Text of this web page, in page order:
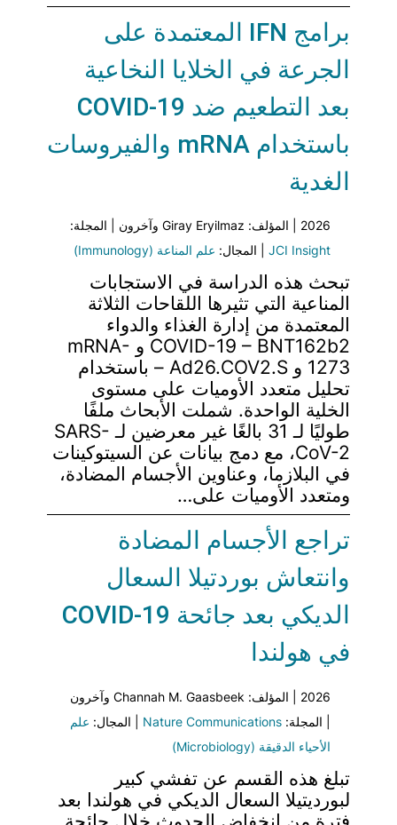
برامج IFN المعتمدة على
الجرعة في الخلايا النخاعية
بعد التطعيم ضد COVID-19
باستخدام mRNA والفيروسات
الغدية
2026 | المؤلف: Giray Eryilmaz وآخرون | المجلة:
JCI Insight | المجال: علم المناعة (Immunology)
تبحث هذه الدراسة في الاستجابات
المناعية التي تثيرها اللقاحات الثلاثة
المعتمدة من إدارة الغذاء والدواء
COVID-19 – BNT162b2 و mRNA-
1273 و Ad26.COV2.S – باستخدام
تحليل متعدد الأوميات على مستوى
الخلية الواحدة. شملت الأبحاث ملفًا
طوليًا لـ 31 بالغًا غير معرضين لـ SARS-
CoV-2، مع دمج بيانات عن السيتوكينات
في البلازما، وعناوين الأجسام المضادة،
ومتعدد الأوميات على…
تراجع الأجسام المضادة
وانتعاش بوردتيلا السعال
الديكي بعد جائحة COVID-19
في هولندا
2026 | المؤلف: Channah M. Gaasbeek وآخرون
| المجلة:Nature Communications | المجال: علم
الأحياء الدقيقة (Microbiology)
تبلغ هذه القسم عن تفشي كبير
لبورديتيلا السعال الديكي في هولندا بعد